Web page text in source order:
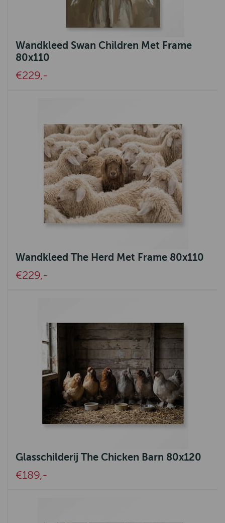
Emma Bridgewater
Urban Cotton
Greenleaf
Harley of Schotland
Wandkleed Swan Children Met Frame
80x110
€229,-
Wandkleed The Herd Met Frame 80x110
€229,-
Glasschilderij The Chicken Barn 80x120
€189,-